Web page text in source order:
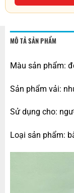
MÔ TẢ SẢN PHẨM
Màu sản phẩm:
Sản phẩm vải:
Sử dụng cho:
Loại sản phẩm: